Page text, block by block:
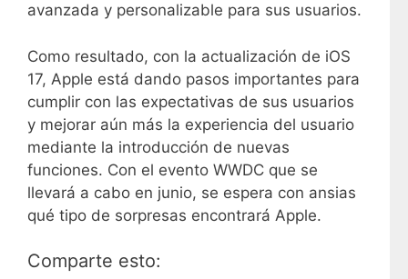
avanzada y personalizable para sus usuarios.
Como resultado, con la actualización de iOS
17, Apple está dando pasos importantes para
cumplir con las expectativas de sus usuarios
y mejorar aún más la experiencia del usuario
mediante la introducción de nuevas
funciones. Con el evento WWDC que se
llevará a cabo en junio, se espera con ansias
qué tipo de sorpresas encontrará Apple.
Comparte esto: